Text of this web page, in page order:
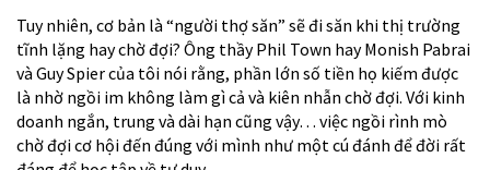
Tuy nhiên, cơ bản là “người thợ săn” sẽ đi săn khi thị trường
tĩnh lặng hay chờ đợi? Ông thầy Phil Town hay Monish Pabrai
và Guy Spier của tôi nói rằng, phần lớn số tiền họ kiếm được
là nhờ ngồi im không làm gì cả và kiên nhẫn chờ đợi. Với kinh
doanh ngắn, trung và dài hạn cũng vậy… việc ngồi rình mò
chờ đợi cơ hội đến đúng với mình như một cú đánh để đời rất